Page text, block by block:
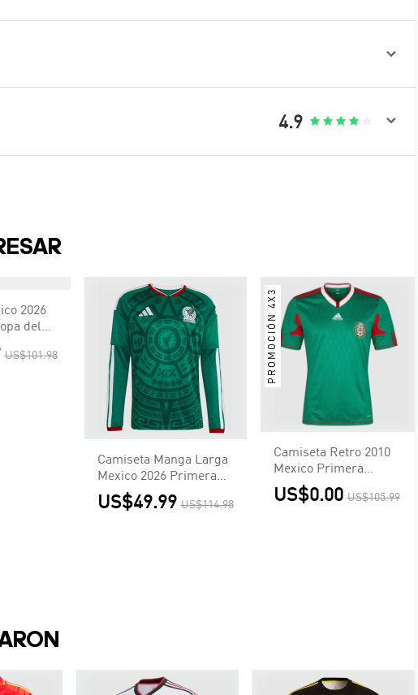

4.9     
2026
del
-
US$101.98
Camiseta Manga Larga
Mexico 2026 Primera
Equipación Copa del
Mundo - Versión Hincha
US$49.99 US$114.98
PROMOCIÓN 4X3
Camiseta Retro 2010
Mexico Primera
Equipación Copa del
Mundo
US$0.00 US$105.99